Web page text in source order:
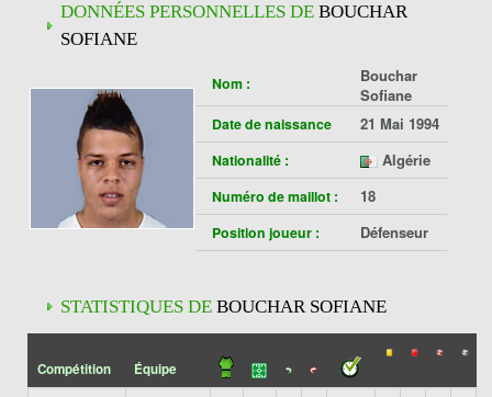
DONNÉES PERSONNELLES DE BOUCHAR
SOFIANE
Nom :
Bouchar
Sofiane
Date de naissance 21 Mai 1994
Nationalité : Algérie
Numéro de maillot : 18
Position joueur : Défenseur
STATISTIQUES DE BOUCHAR SOFIANE
Compétition Équipe